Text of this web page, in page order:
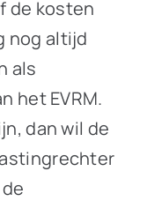
de kosten
nog altijd
als
het EVRM.
dan wil de